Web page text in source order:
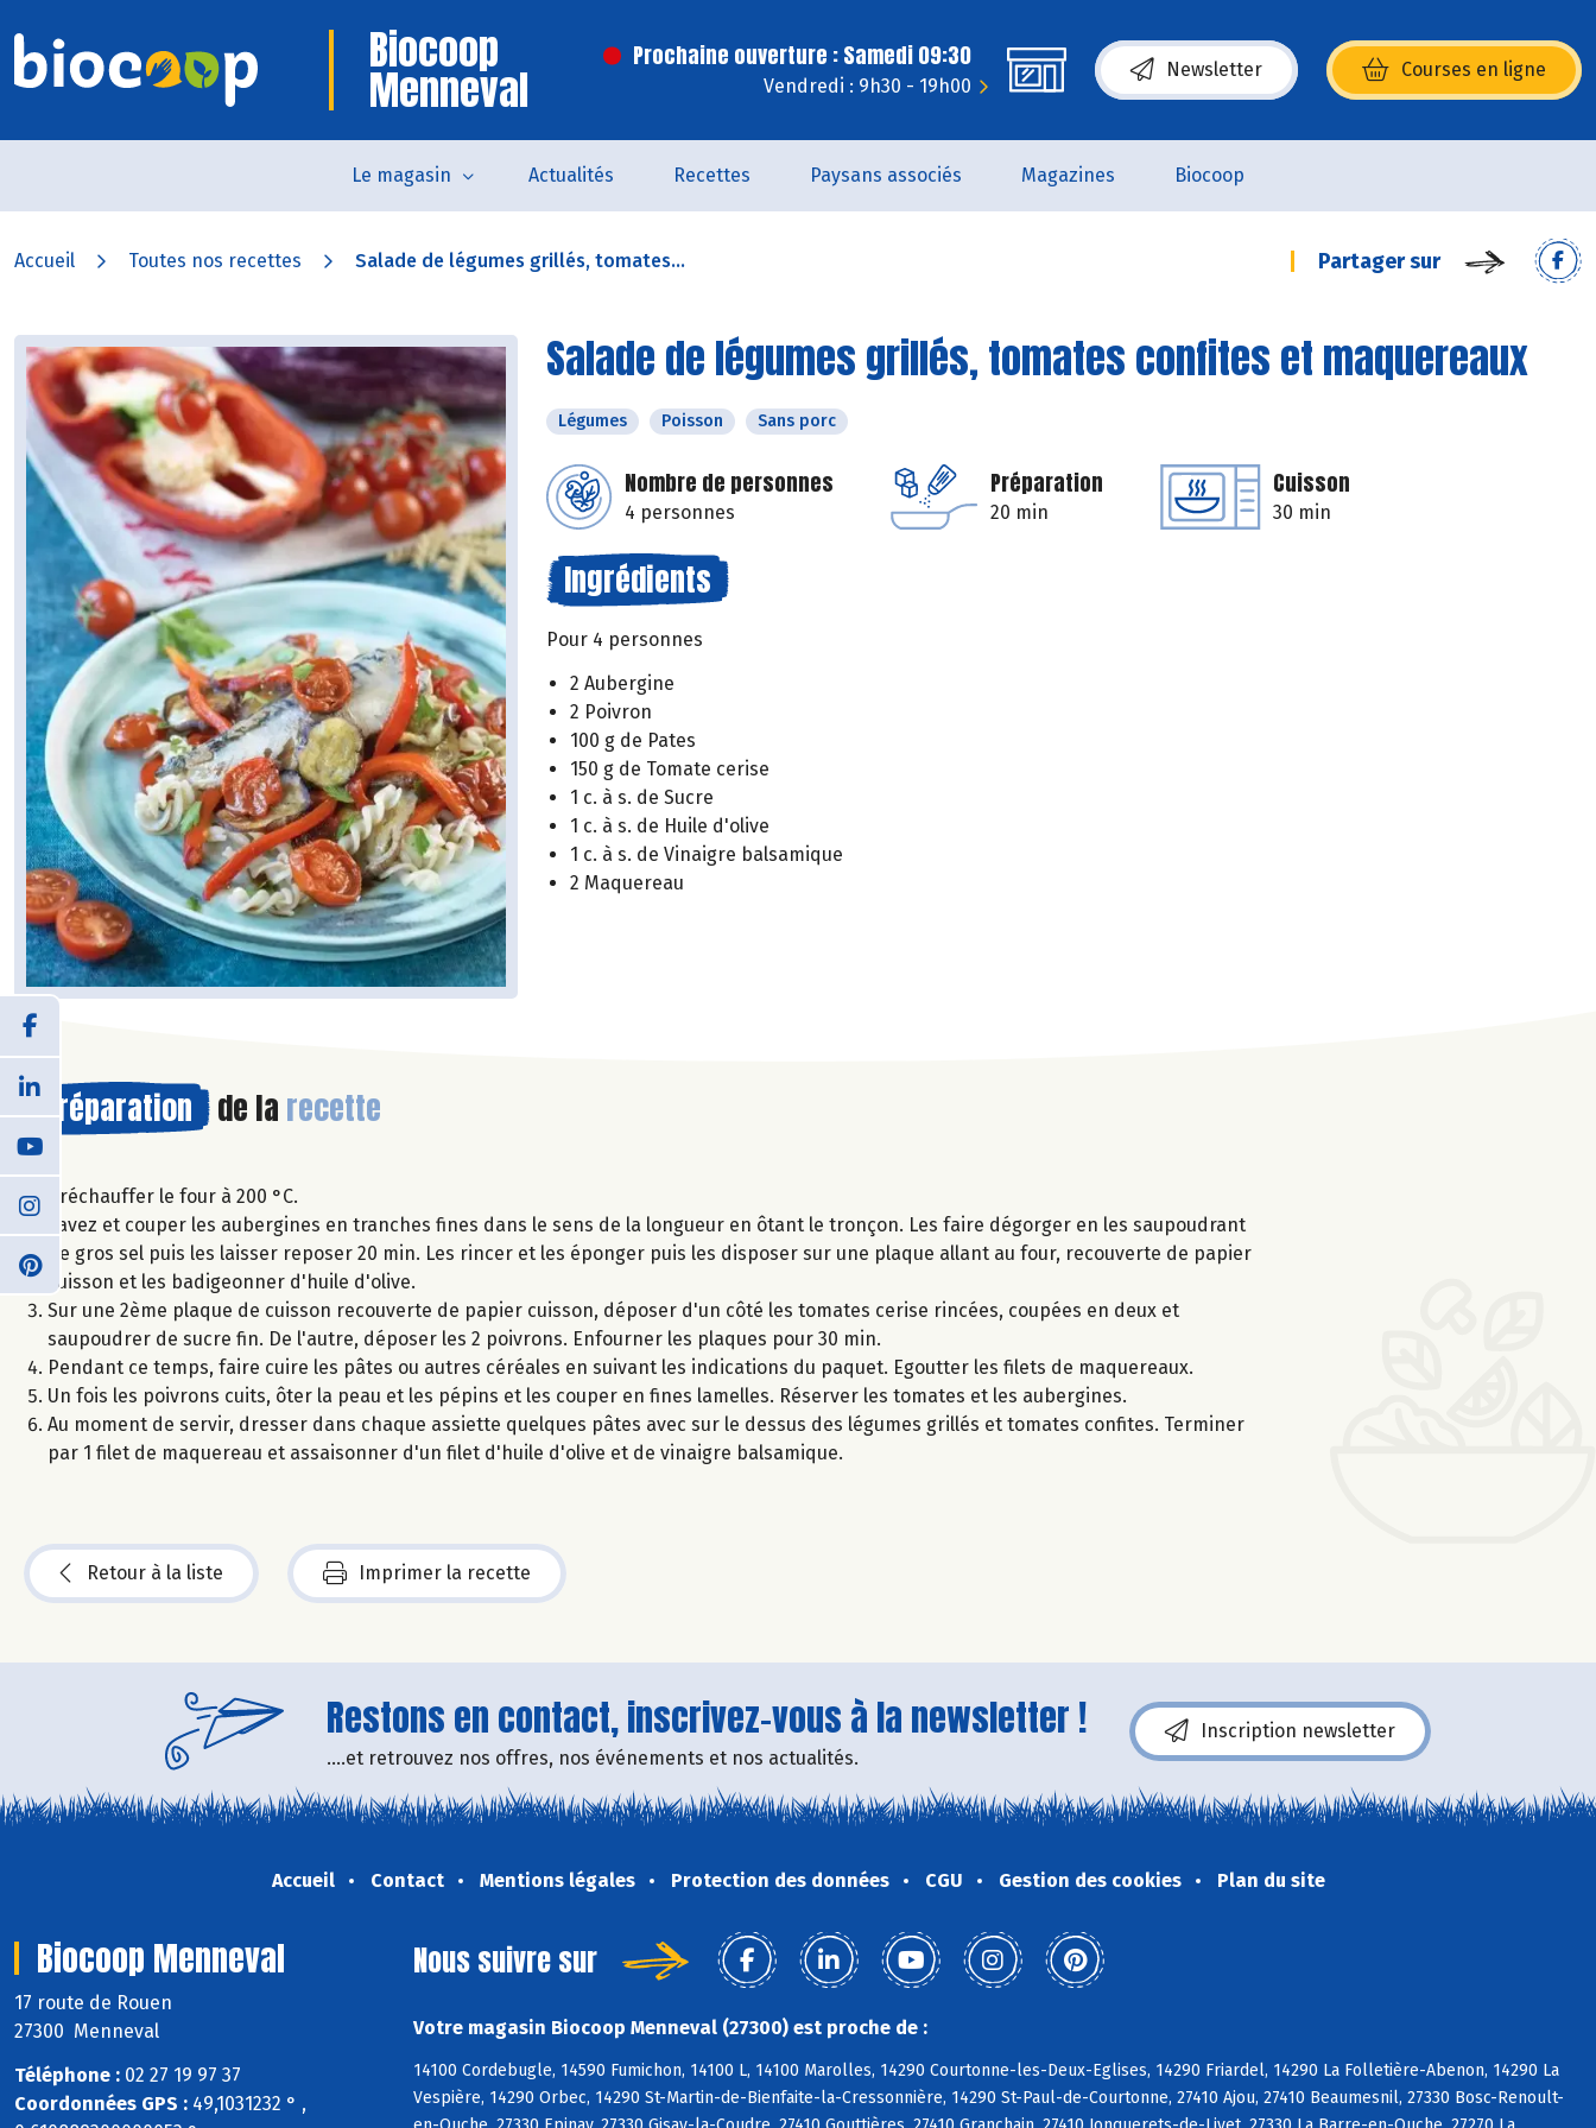
Biocoop
Menneval
Prochaine ouverture : Samedi 09:30
Vendredi : 9h30 - 19h00
Newsletter Courses en ligne
(s’ouvre dans une nouvelle fenêtre)
Le magasin Actualités Recettes Paysans associés Magazines Biocoop
Accueil Toutes nos recettes Salade de légumes grillés, tomates... Partager sur
Salade de légumes grillés, tomates confites et maquereaux
Légumes Poisson Sans porc
Nombre de personnes
4 personnes
Préparation
20 min
Cuisson
30 min
Ingrédients
Pour 4 personnes
2 Aubergine
2 Poivron
100 g de Pates
150 g de Tomate cerise
1 c. à s. de Sucre
1 c. à s. de Huile d'olive
1 c. à s. de Vinaigre balsamique
2 Maquereau
Préparation de la recette
Préchauffer le four à 200 °C.
Lavez et couper les aubergines en tranches fines dans le sens de la longueur en ôtant le tronçon. Les faire dégorger en les saupoudrant
de gros sel puis les laisser reposer 20 min. Les rincer et les éponger puis les disposer sur une plaque allant au four, recouverte de papier
cuisson et les badigeonner d'huile d'olive.
Sur une 2ème plaque de cuisson recouverte de papier cuisson, déposer d'un côté les tomates cerise rincées, coupées en deux et
saupoudrer de sucre fin. De l'autre, déposer les 2 poivrons. Enfourner les plaques pour 30 min.
Pendant ce temps, faire cuire les pâtes ou autres céréales en suivant les indications du paquet. Egoutter les filets de maquereaux.
Un fois les poivrons cuits, ôter la peau et les pépins et les couper en fines lamelles. Réserver les tomates et les aubergines.
Au moment de servir, dresser dans chaque assiette quelques pâtes avec sur le dessus des légumes grillés et tomates confites. Terminer
par 1 filet de maquereau et assaisonner d'un filet d'huile d'olive et de vinaigre balsamique.
Retour à la liste Imprimer la recette
Restons en contact, inscrivez-vous à la newsletter !
....et retrouvez nos offres, nos événements et nos actualités.
Inscription newsletter
Accueil Contact Mentions légales Protection des données CGU Gestion des cookies Plan du site
Biocoop Menneval
17 route de Rouen
27300 Menneval
Téléphone : 02 27 19 97 37
Coordonnées GPS : 49,1031232 ° ,
Nous suivre sur
Votre magasin Biocoop Menneval (27300) est proche de :
14100 Cordebugle, 14590 Fumichon, 14100 L, 14100 Marolles, 14290 Courtonne-les-Deux-Eglises, 14290 Friardel, 14290 La Folletière-Abenon, 14290 La
Vespière, 14290 Orbec, 14290 St-Martin-de-Bienfaite-la-Cressonnière, 14290 St-Paul-de-Courtonne, 27410 Ajou, 27410 Beaumesnil, 27330 Bosc-Renoult-